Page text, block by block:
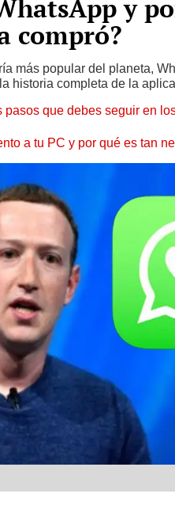
compró?
más popular del planeta,
historia completa de la
que debes seguir en
a tu PC y por qué es tan